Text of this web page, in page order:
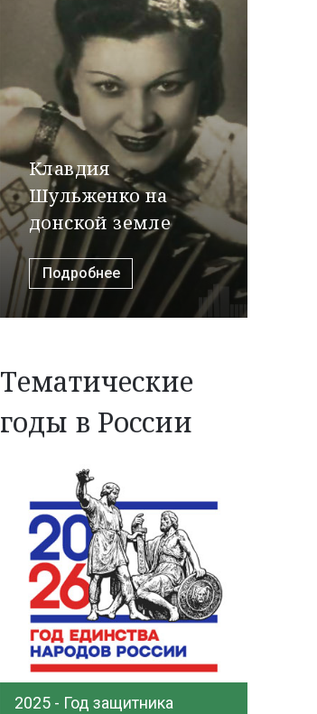
Клавдия
Шульженко на
донской земле
Подробнее
Тематические
годы в России
2025 - Год защитника